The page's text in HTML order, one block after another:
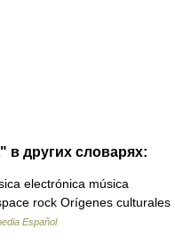
в других словарях:
electrónica música
rock Orígenes culturales
Español